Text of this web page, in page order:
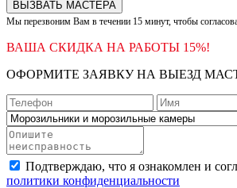
ВЫЗВАТЬ МАСТЕРА
Мы перезвоним Вам в течении 15 минут, чтобы
ВАША СКИДКА НА РАБОТЫ 15%!
ОФОРМИТЕ ЗАЯВКУ НА ВЫЕЗД
Подтверждаю, что я ознакомлен и
политики конфиденциальности